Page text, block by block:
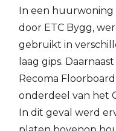
In een huurwoning
door ETC Bygg,
gebruikt in
laag gips.
Recoma
onderdeel van het
In dit geval werd